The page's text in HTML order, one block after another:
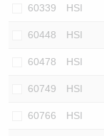
60339 HSI
60448 HSI
60478 HSI
60749 HSI
60766 HSI